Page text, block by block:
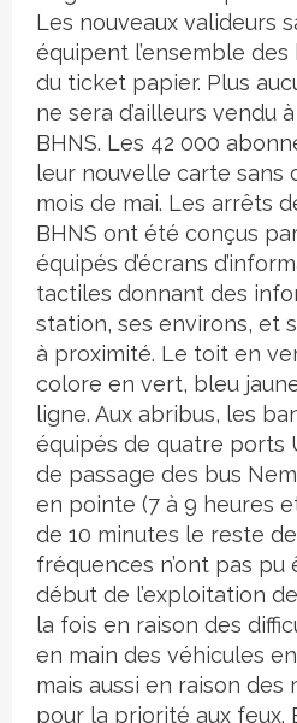
Les nouveaux valideurs
équipent l’ensemble
du ticket papier. Plus
ne sera d’ailleurs vendu
BHNS. Les 42 000
leur nouvelle carte sans
mois de mai. Les arrêts
BHNS ont été conçus
équipés d’écrans
tactiles donnant des
station, ses environs, et
à proximité. Le toit en
colore en vert, bleu
ligne. Aux abribus, les
équipés de quatre ports
de passage des bus
en pointe (7 à 9 heures
de 10 minutes le reste
fréquences n’ont pas
début de l’exploitation
la fois en raison des
en main des véhicules
mais aussi en raison
pour la priorité aux feux.